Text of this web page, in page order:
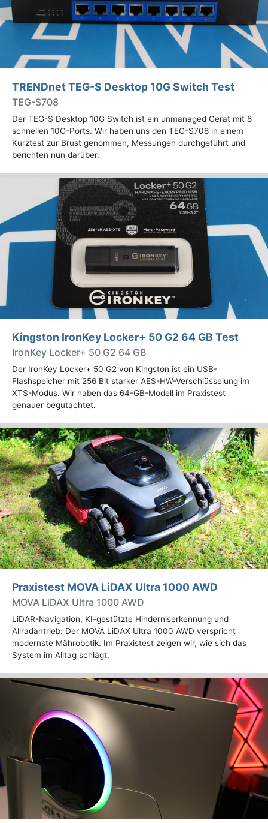
TRENDnet TEG-S Desktop 10G Switch Test
TEG-S708
Der TEG-S Desktop 10G Switch ist ein unmanaged Gerät mit 8
schnellen 10G-Ports. Wir haben uns den TEG-S708 in einem
Kurztest zur Brust genommen, Messungen durchgeführt und
berichten nun darüber.
Kingston IronKey Locker+ 50 G2 64 GB Test
IronKey Locker+ 50 G2 64 GB
Der IronKey Locker+ 50 G2 von Kingston ist ein USB-
Flashspeicher mit 256 Bit starker AES-HW-Verschlüsselung im
XTS-Modus. Wir haben das 64-GB-Modell im Praxistest
genauer begutachtet.
Praxistest MOVA LiDAX Ultra 1000 AWD
MOVA LiDAX Ultra 1000 AWD
LiDAR-Navigation, KI-gestützte Hinderniserkennung und
Allradantrieb: Der MOVA LiDAX Ultra 1000 AWD verspricht
modernste Mährobotik. Im Praxistest zeigen wir, wie sich das
System im Alltag schlägt.